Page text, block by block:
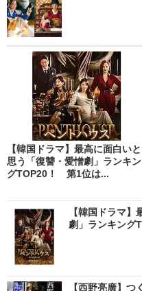
【韓国ドラマ】最高に面白いと
思う「復讐・愛憎劇」ランキン
グTOP20！ 第1位は...
【韓国ドラマ
劇」ランキン
【西野亮廣】